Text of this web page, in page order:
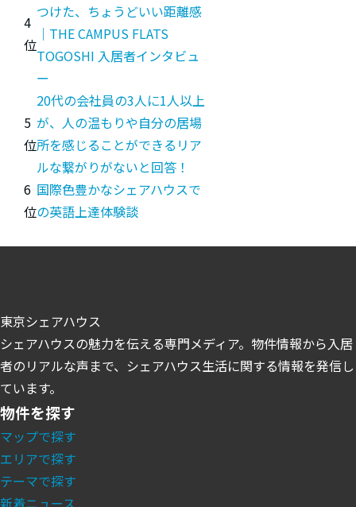
4
位
つけた、ちょうどいい距離感
｜THE CAMPUS FLATS
TOGOSHI 入居者インタビュ
ー
5
位
20代の会社員の3人に1人以上
が、人の温もりや自分の居場
所を感じることができるリア
ルな繋がりがないと回答！
6
位
国際色豊かなシェアハウスで
の英語上達体験談
東京シェアハウス
シェアハウスの魅力を伝える専門メディア。物件情報から入居
者のリアルな声まで、シェアハウス生活に関する情報を発信し
ています。
物件を探す
マップで探す
エリアで探す
テーマで探す
新着ニュース